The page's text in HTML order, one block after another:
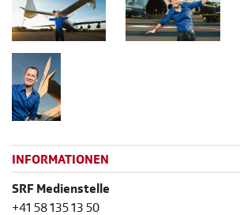
INFORMATIONEN
SRF Medienstelle
+41 58 135 13 50